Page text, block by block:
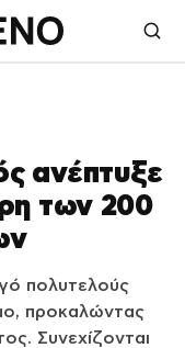
ανέπτυξε
των 200
πολυτελούς
προκαλώντας
Συνεχίζονται